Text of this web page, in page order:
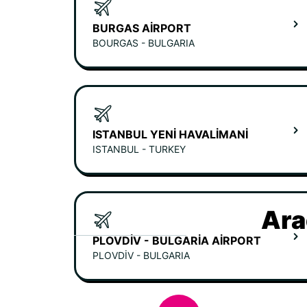
BURGAS AIRPORT
BOURGAS - BULGARIA
ISTANBUL YENI HAVALIMANI
ISTANBUL - TURKEY
PLOVDIV - BULGARIA AIRPORT
PLOVDIV - BULGARIA